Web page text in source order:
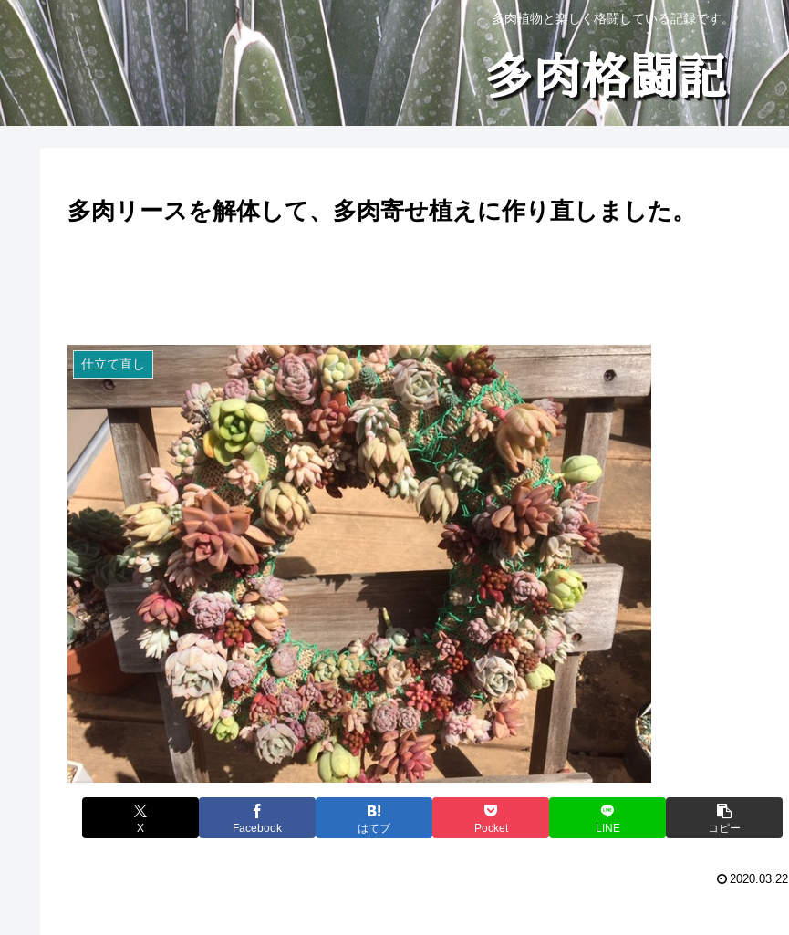
多肉植物と楽しく格闘している記録です。
多肉リースを解体して、多肉寄せ植えに作り直しました。
仕立て直し
X Facebook はてブ Pocket LINE コピー
2020.03.22